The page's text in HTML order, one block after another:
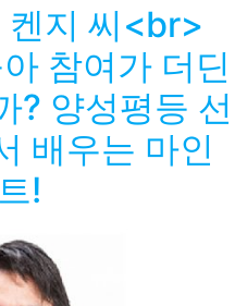
켄지 씨<br>
참여가 더딘
? 양성평등 선
배우는 마인
!